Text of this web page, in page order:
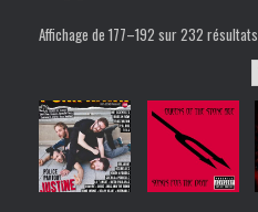
Affichage de 177–192 sur 232 résultats